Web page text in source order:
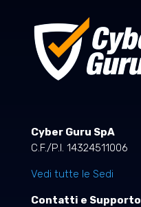
Cyber Guru SpA
C.F./P.I. 14324511006
Vedi tutte le Sedi
Contatti e Supporto